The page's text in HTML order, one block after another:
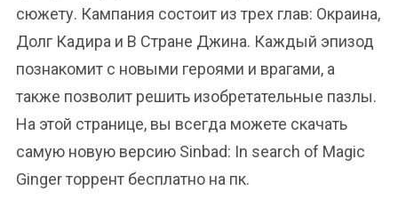
сюжету. Кампания состоит из трех глав: Окраина,
Долг Кадира и В Стране Джина. Каждый эпизод
познакомит с новыми героями и врагами, а
также позволит решить изобретательные пазлы.
На этой странице, вы всегда можете скачать
самую новую версию Sinbad: In search of Magic
Ginger торрент бесплатно на пк.